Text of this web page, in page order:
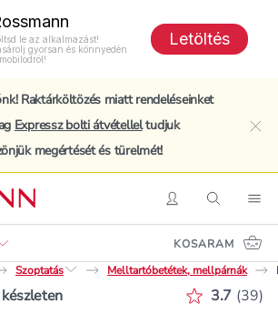
le az alkalmazást!
gyorsan és könnyedén
Letöltés
Raktárköltözés miatt rendeléseinket
Expressz bolti átvételleltudjuk
megértését és türelmét!
BelépésKeresés
KOSARAM
Szoptatás Melltartóbetétek, mellpárnák
Értékelés
3.7 (39)